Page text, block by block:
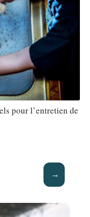
pour l’entretien de